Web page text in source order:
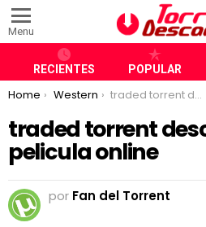
Menu
RECIENTES POPULAR
You are here:
Home Western traded torrent descargar o ver pelicula online
traded torrent
pelicula online
por Fan del Torrent